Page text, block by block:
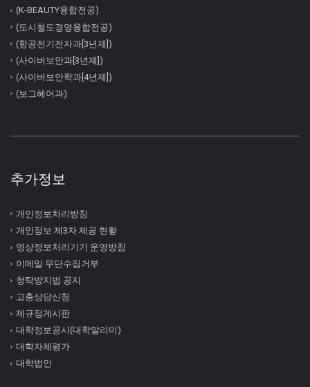
(K-BEAUTY융합전공)
(도시철도경영융합전공)
(항공전기전자과[3년제])
(사이버보안과[3년제])
(사이버보안학과[4년제])
(보그헤어과)
추가정보
개인정보처리방침
개인정보 제3자 제공 현황
영상정보처리기기 운영방침
이메일 무단수집거부
청탁방지법 공지
고충상담신청
제규정게시판
대학정보공시(대학알리미)
대학자체평가
대학법인